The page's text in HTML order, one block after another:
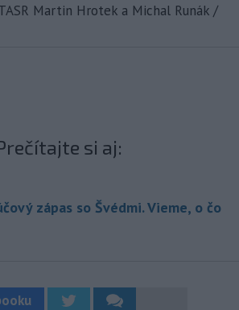
Martin Hrotek a Michal Runák /
si aj:
zápas so Švédmi. Vieme, o čo